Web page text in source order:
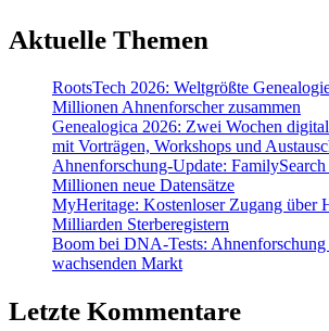
Aktuelle Themen
RootsTech 2026: Weltgrößte
Millionen Ahnenforscher zusammen
Genealogica 2026: Zwei Wochen
mit Vorträgen, Workshops und
Ahnenforschung-Update:
Millionen neue Datensätze
MyHeritage: Kostenloser Zugang über
Milliarden Sterberegistern
Boom bei DNA-Tests: Ahnenforschung
wachsenden Markt
Letzte Kommentare